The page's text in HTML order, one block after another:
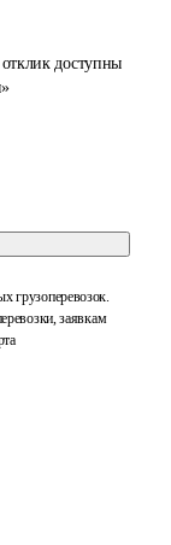
доступны
грузоперевозок.
заявкам